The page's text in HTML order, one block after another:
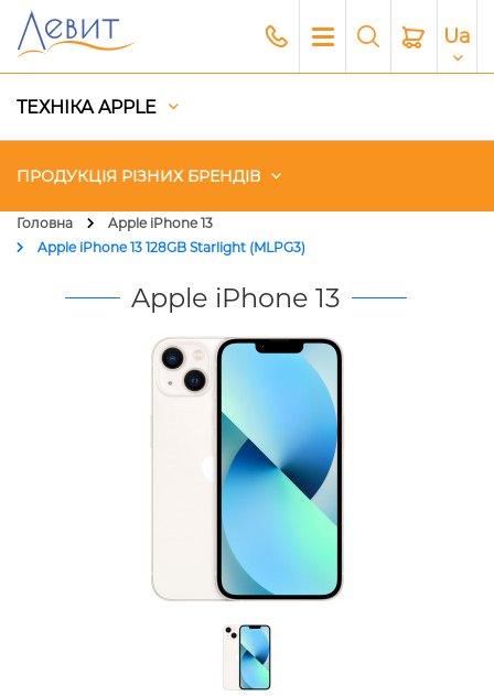
Ua
ТЕХНІКА APPLE
ПРОДУКЦІЯ РІЗНИХ БРЕНДІВ
Чохли
Генератори і Зарядні станції
Головна
Apple iPhone 13
Apple iPhone 13 128GB Starlight (MLPG3)
Apple iPhone 13